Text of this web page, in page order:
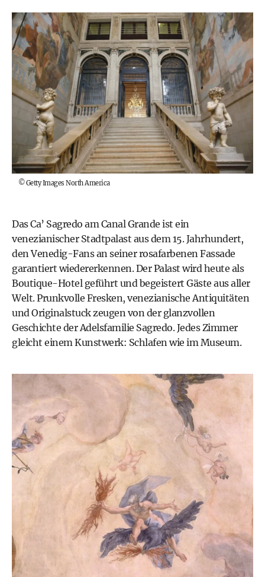
©Getty Images North America
DasCa’ Sagredo am Canal Grande ist ein
venezianischer Stadtpalast aus dem 15. Jahrhundert,
den Venedig-Fans an seiner rosafarbenen Fassade
garantiert wiedererkennen. Der Palast wird heute als
Boutique-Hotel geführt und begeistert Gäste aus aller
Welt. Prunkvolle Fresken, venezianische Antiquitäten
und Originalstuck zeugen von der glanzvollen
Geschichte der Adelsfamilie Sagredo. Jedes Zimmer
gleicht einem Kunstwerk: Schlafen wie im Museum.